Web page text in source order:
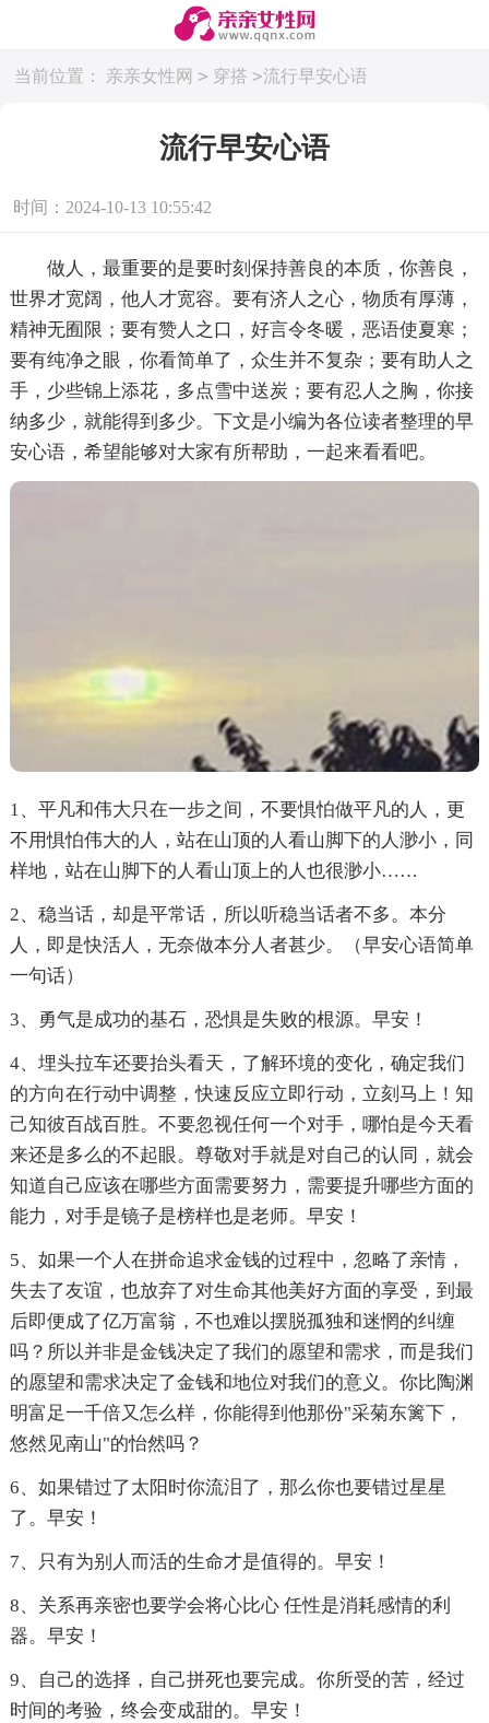
当前位置： 亲亲女性网 > 穿搭 >流行早安心语
流行早安心语
时间：2024-10-13 10:55:42
做人，最重要的是要时刻保持善良的本质，你善良，
世界才宽阔，他人才宽容。要有济人之心，物质有厚薄，
精神无囿限；要有赞人之口，好言令冬暖，恶语使夏寒；
要有纯净之眼，你看简单了，众生并不复杂；要有助人之
手，少些锦上添花，多点雪中送炭；要有忍人之胸，你接
纳多少，就能得到多少。下文是小编为各位读者整理的早
安心语，希望能够对大家有所帮助，一起来看看吧。
1、平凡和伟大只在一步之间，不要惧怕做平凡的人，更
不用惧怕伟大的人，站在山顶的人看山脚下的人渺小，同
样地，站在山脚下的人看山顶上的人也很渺小……
2、稳当话，却是平常话，所以听稳当话者不多。本分
人，即是快活人，无奈做本分人者甚少。（早安心语简单
一句话）
3、勇气是成功的基石，恐惧是失败的根源。早安！
4、埋头拉车还要抬头看天，了解环境的变化，确定我们
的方向在行动中调整，快速反应立即行动，立刻马上！知
己知彼百战百胜。不要忽视任何一个对手，哪怕是今天看
来还是多么的不起眼。尊敬对手就是对自己的认同，就会
知道自己应该在哪些方面需要努力，需要提升哪些方面的
能力，对手是镜子是榜样也是老师。早安！
5、如果一个人在拼命追求金钱的过程中，忽略了亲情，
失去了友谊，也放弃了对生命其他美好方面的享受，到最
后即便成了亿万富翁，不也难以摆脱孤独和迷惘的纠缠
吗？所以并非是金钱决定了我们的愿望和需求，而是我们
的愿望和需求决定了金钱和地位对我们的意义。你比陶渊
明富足一千倍又怎么样，你能得到他那份"采菊东篱下，
悠然见南山"的怡然吗？
6、如果错过了太阳时你流泪了，那么你也要错过星星
了。早安！
7、只有为别人而活的生命才是值得的。早安！
8、关系再亲密也要学会将心比心 任性是消耗感情的利
器。早安！
9、自己的选择，自己拼死也要完成。你所受的苦，经过
时间的考验，终会变成甜的。早安！